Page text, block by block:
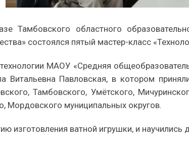
Тамбовского областного
состоялся пятый мастер-класс
технологии МАОУ «Средняя
Павловская, в котором
Тамбовского, Умётского,
Мордовского муниципальных округов.
изготовления ватной игрушки, и